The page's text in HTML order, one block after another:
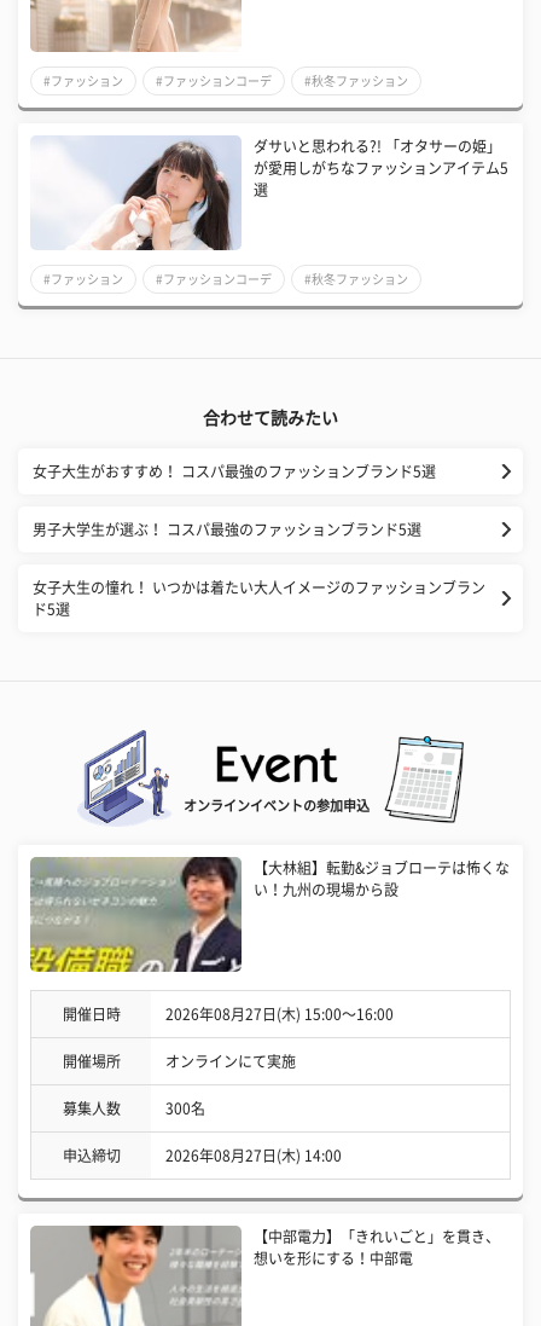
#ファッション #ファッションコーデ #秋冬ファッション
ダサいと思われる?! 「オタサーの姫」
が愛用しがちなファッションアイテム5
選
#ファッション #ファッションコーデ #秋冬ファッション
合わせて読みたい
女子大生がおすすめ！ コスパ最強のファッションブランド5選
男子大学生が選ぶ！ コスパ最強のファッションブランド5選
女子大生の憧れ！ いつかは着たい大人イメージのファッションブラン
ド5選
オンラインイベントの参加申込
【大林組】転勤&ジョブローテは怖くな
い！九州の現場から設
開催日時 2026年08月27日(木) 15:00〜16:00
開催場所 オンラインにて実施
募集人数 300名
申込締切 2026年08月27日(木) 14:00
【中部電力】「きれいごと」を貫き、
想いを形にする！中部電